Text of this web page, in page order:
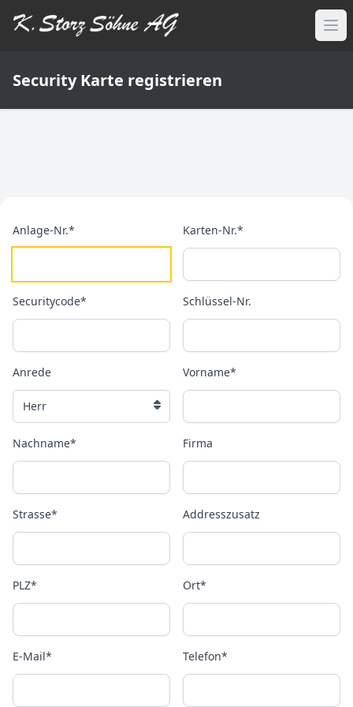
Security Karte registrieren
Anlage-Nr.* Karten-Nr.*
Securitycode* Schlüssel-Nr.
Anrede Vorname*
Nachname* Firma
Strasse* Addresszusatz
PLZ* Ort*
E-Mail* Telefon*